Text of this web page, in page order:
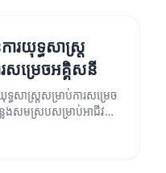
ការយុទ្ធសាស្ត្រ
សម្រេចអគ្គិសនី
យុទ្ធសាស្ត្រសម្រាប់ការសម្រេច
ងសមស្របសម្រាប់អាជីវ